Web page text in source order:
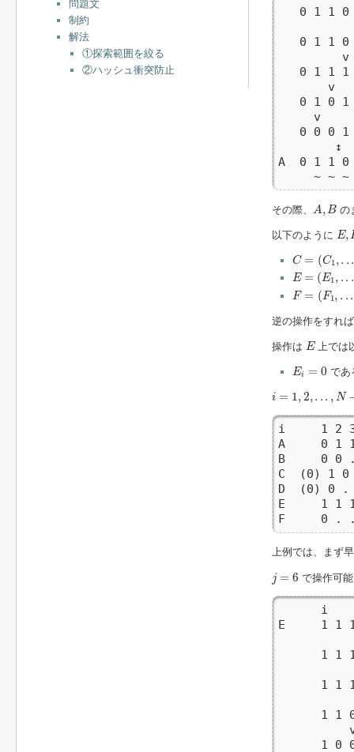
問題文
制約
解法
①探索範囲を絞る
②ハッシュ衝突防止
0 1 1 0
0 1 1 0
         v
0 1 1 1
       v
0 1 0 1
     v
0 0 0 1
↕
A  0 1 1 0 0
~ ~ ~
その際、 A , B
A, B の
以下のように E,
E, F
C = (C1, . . .
C= C1,.
E = (E1, . . .
E= E1,.
F = ( F1, . . .
F= 1 ,..
逆の操作をすれ
操作は E
E上では
Ei = 0
Ei で
i = 1,2,. . . , N
= 2 ..
i     1 2
A     0 1
B     0
C  (0) 1 0
D  (0) 0
E     1 1
F     0
上例では、まず
j = 6
= で操作可
i
E     1 1
1 1
1 1
1 1
1 0